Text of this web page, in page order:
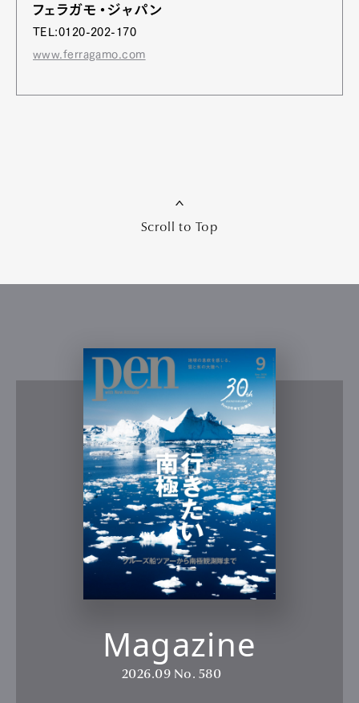
フェラガモ・ジャパン
TEL:0120-202-170
www.ferragamo.com
Scroll to Top
Magazine
2026.09 No. 580